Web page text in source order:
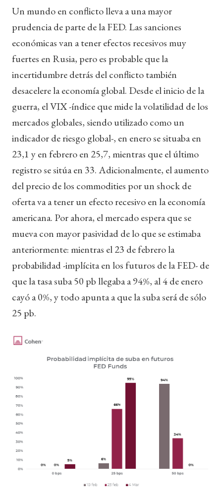
Un mundo en conflicto lleva a una mayor
prudencia de parte de la FED. Las sanciones
económicas van a tener efectos recesivos muy
fuertes en Rusia, pero es probable que la
incertidumbre detrás del conflicto también
desacelere la economía global. Desde el inicio de la
guerra, el VIX -índice que mide la volatilidad de los
mercados globales, siendo utilizado como un
indicador de riesgo global-, en enero se situaba en
23,1 y en febrero en 25,7, mientras que el último
registro se sitúa en 33. Adicionalmente, el aumento
del precio de los commodities por un shock de
oferta va a tener un efecto recesivo en la economía
americana. Por ahora, el mercado espera que se
mueva con mayor pasividad de lo que se estimaba
anteriormente: mientras el 23 de febrero la
probabilidad -implícita en los futuros de la FED- de
que la tasa suba 50 pb llegaba a 94%, al 4 de enero
cayó a 0%, y todo apunta a que la suba será de sólo
25 pb.